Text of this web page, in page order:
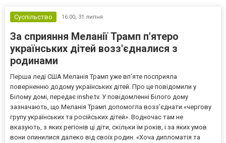
Суспільство 16:00, 31 липня
За сприяння Меланії Трамп п'ятеро
українських дітей возз'єдналися з
родинами
Перша леді США Меланія Трамп уже впʼяте посприяла
поверненню додому українських дітей. Про це повідомили у
Білому домі, передає inshe.tv. У повідомленні Білого дому
зазначають, що Меланія Трамп допомогла возз’єднати «чергову
групу українських та російських дітей». Водночас там не
вказують, з яких регіонів ці діти, скільки їм років, і за яких умов
вони опинилися далеко від своїх родин. «Хоча дипломатія та